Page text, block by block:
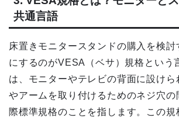
共通言語
床置きモニタースタンドの購入を検討
にするのがVESA（ベサ）規格という
は、モニターやテレビの背面に設けら
やアームを取り付けるためのネジ穴の
際標準規格のことを指します。この規